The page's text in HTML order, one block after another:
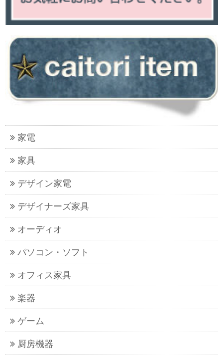
家電
家具
デザイン家電
デザイナーズ家具
オーディオ
パソコン・ソフト
オフィス家具
楽器
ゲーム
厨房機器